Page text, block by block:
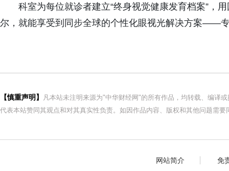
科室为每位就诊者建立“终身视觉健康发育档案”，
尔，就能享受到同步全球的个性化眼视光解决方案——
【慎重声明】
凡本站未注明来源为"中华财经网"的所有作品，均转载、编译
代表本站赞同其观点和对其真实性负责。如因作品内容、版权和其他问题需
网站简介 免